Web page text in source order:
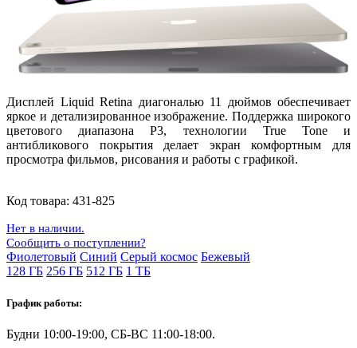
Дисплей Liquid Retina диагональю 11 дюймов обеспечивает
яркое и детализированное изображение. Поддержка широкого
цветового диапазона P3, технологии True Toneи
антибликового покрытия делает экран комфортным для
просмотра фильмов, рисования и работы с графикой.
Код товара: 431-825
Нет в наличии.
Сообщить о поступлении?
Фиолетовый Синий Серый космос Бежевый
128 ГБ 256 ГБ 512 ГБ 1 ТБ
График работы:
Будни 10:00-19:00, СБ-ВС 11:00-18:00.